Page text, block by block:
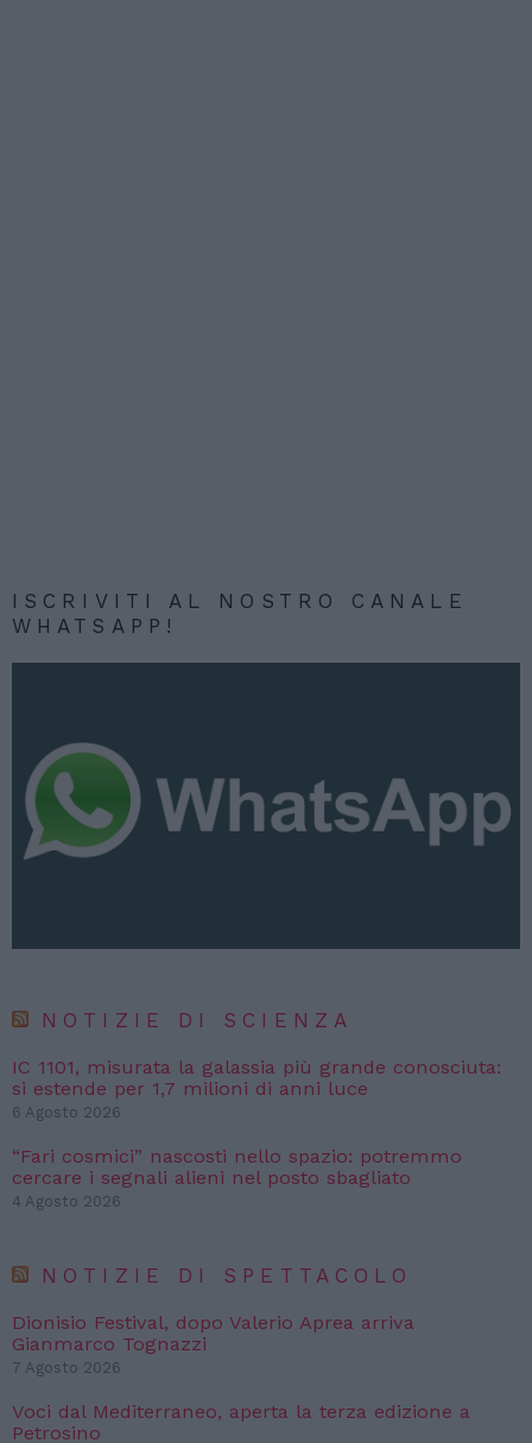
ISCRIVITI AL NOSTRO CANALE
WHATSAPP!
NOTIZIE DI SCIENZA
IC 1101, misurata la galassia più grande conosciuta:
si estende per 1,7 milioni di anni luce
6 Agosto 2026
“Fari cosmici” nascosti nello spazio: potremmo
cercare i segnali alieni nel posto sbagliato
4 Agosto 2026
NOTIZIE DI SPETTACOLO
Dionisio Festival, dopo Valerio Aprea arriva
Gianmarco Tognazzi
7 Agosto 2026
Voci dal Mediterraneo, aperta la terza edizione a
Petrosino